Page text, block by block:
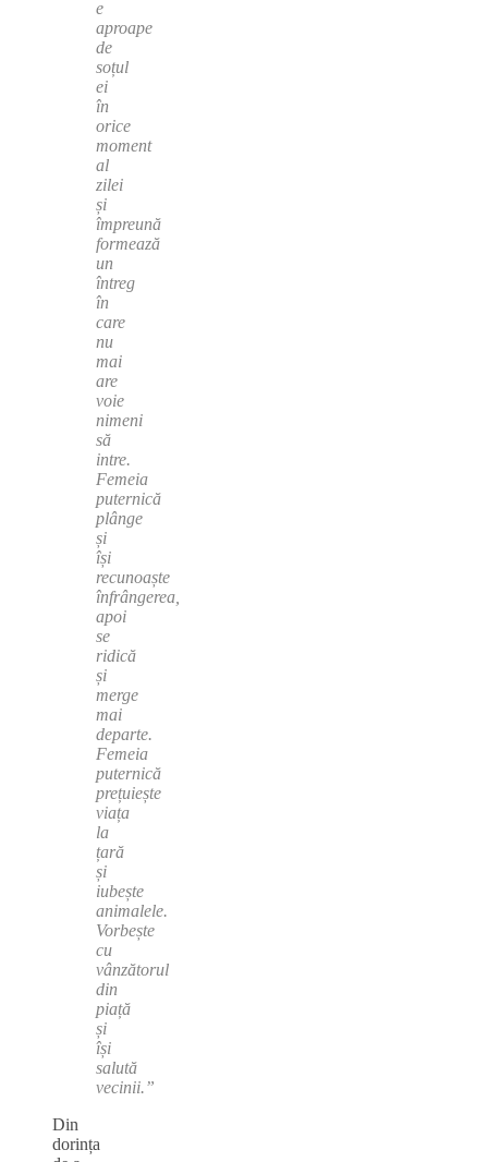
e
aproape
de
soțul
ei
în
orice
moment
al
zilei
și
împreună
formează
un
întreg
în
care
nu
mai
are
voie
nimeni
să
intre.
Femeia
puternică
plânge
și
își
recunoaște
înfrângerea,
apoi
se
ridică
și
merge
mai
departe.
Femeia
puternică
prețuiește
viața
la
țară
și
iubește
animalele.
Vorbește
cu
vânzătorul
din
piață
și
își
salută
vecinii.”
Din
dorința